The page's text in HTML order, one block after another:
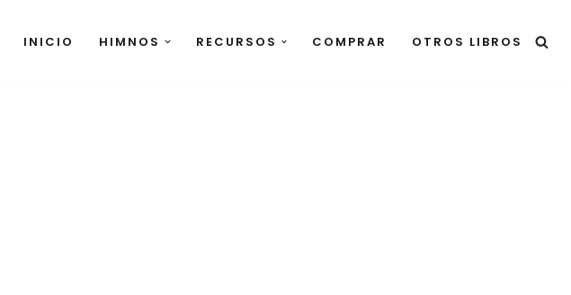
INICIO HIMNOS RECURSOS COMPRAR OTROS LIBROS